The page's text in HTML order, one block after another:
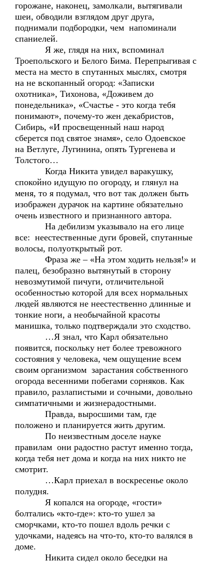
горожане, наконец, замолкали, вытягивали
шеи, обводили взглядом друг друга,
поднимали подбородки, чем напоминали
спаниелей.
Я же, глядя на них, вспоминал
Троепольского и Белого Бима. Перепрыгивая с
места на место в спутанных мыслях, смотря
на не вскопанный огород: «Записки
охотника», Тихонова, «Доживем до
понедельника», «Счастье - это когда тебя
понимают», почему-то жен декабристов,
Сибирь, «И просвещенный наш народ
сберется под святое знамя», село Одоевское
на Ветлуге, Лугинина, опять Тургенева и
Толстого…
Когда Никита увидел варакушку,
спокойно идущую по огороду, и глянул на
меня, то я подумал, что вот так должен быть
изображен дурачок на картине обязательно
очень известного и признанного автора.
На дебилизм указывало на его лице
все: неестественные дуги бровей, спутанные
волосы, полуоткрытый рот.
Фраза же – «На этом ходить нельзя!» и
палец, безобразно вытянутый в сторону
невозмутимой пичуги, отличительной
особенностью которой для всех нормальных
людей являются не неестественно длинные и
тонкие ноги, а необычайной красоты
манишка, только подтверждали это сходство.
…Я знал, что Карл обязательно
появится, поскольку нет более тревожного
состояния у человека, чем ощущение всем
своим организмом зарастания собственного
огорода весенними побегами сорняков. Как
правило, разлапистыми и сочными, довольно
симпатичными и жизнерадостными.
Правда, выросшими там, где
положено и планируется жить другим.
По неизвестным доселе науке
правилам они радостно растут именно тогда,
когда тебя нет дома и когда на них никто не
смотрит.
…Карл приехал в воскресенье около
полудня.
Я копался на огороде, «гости»
болтались «кто-где»: кто-то ушел за
сморчками, кто-то пошел вдоль речки с
удочками, надеясь на что-то, кто-то валялся в
доме.
Никита сидел около беседки на